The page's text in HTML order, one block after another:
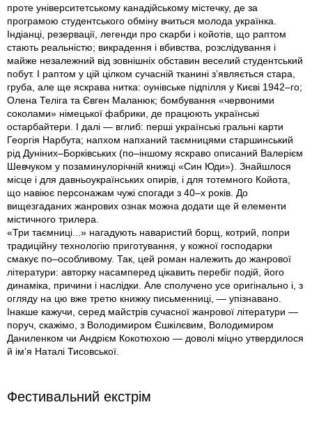
проте університетському канадійському містечку, де за
програмою студентського обміну вчиться молода українка.
Індіанці, резервації, легенди про скарби і койотів, що раптом
стають реальністю; викрадення і вбивства, розслідування і
майже незалежний від зовнішніх обставин веселий студентський
побут. І раптом у цій цілком сучасній тканині з’являється стара,
груба, але ще яскрава нитка: оунівське підпілля у Києві 1942–го;
Олена Теліга та Євген Маланюк; бомбування «червоними
соколами» німецької фабрики, де працюють українські
остарбайтери. І далі — вглиб: перші українські гральні карти
Георгія Нарбута; напхом напханий таємницями старшинський
рід Дуніних–Борківських (по–іншому яскраво описаний Валерієм
Шевчуком у позаминулорічній книжці «Син Юди»). Знайшлося
місце і для давньоукраїнських опирів, і для тотемного Койота,
що навіює персонажам чужі спогади з 40–х років. До
вищезгаданих жанрових ознак можна додати ще й елементи
містичного трилера.
«Три таємниці...» нагадують наваристий борщ, котрий, попри
традиційну технологію приготування, у кожної господарки
смакує по–особливому. Так, цей роман належить до жанрової
літератури: авторку насамперед цікавить перебіг подій, його
динаміка, причини і наслідки. Але сполучено усе оригінально і, з
огляду на цю вже третю книжку письменниці, — упізнавано.
Інакше кажучи, серед майстрів сучасної жанрової літератури —
поруч, скажімо, з Володимиром Єшкілєвим, Володимиром
Даниленком чи Андрієм Кокотюхою — доволі міцно утвердилося
й ім’я Наталі Тисовської.
Фестивальний екстрім